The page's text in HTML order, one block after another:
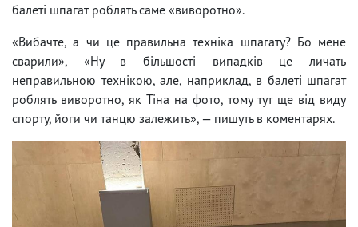
балеті шпагат роблять саме «виворотно».
«Вибачте, а чи це правильна техніка шпагату? Бо мене
сварили», «Ну в більшості випадків це личать
неправильною технікою, але, наприклад, в балеті шпагат
роблять виворотно, як Тіна на фото, тому тут ще від виду
спорту, йоги чи танцю залежить», — пишуть в коментарях.